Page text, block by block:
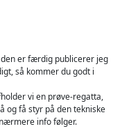
er færdig publicerer jeg
så kommer du godt i
vi en prøve-regatta,
og få styr på den tekniske
info følger.